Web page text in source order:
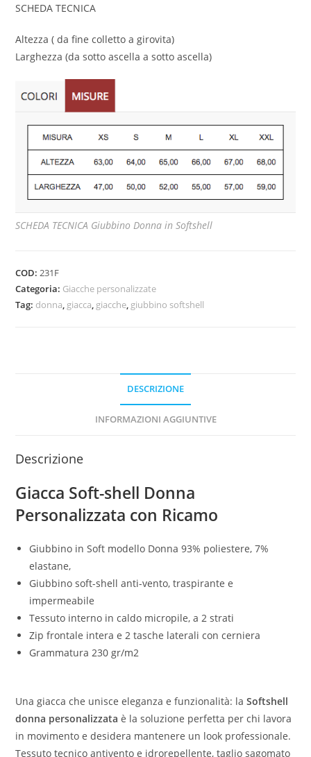
SCHEDA TECNICA
Altezza ( da fine colletto a girovita)
Larghezza (da sotto ascella a sotto ascella)
SCHEDA TECNICA Giubbino Donna in Softshell
COD:231F
Categoria: Giacche personalizzate
Tag: donna, giacca, giacche, giubbino softshell
DESCRIZIONE
INFORMAZIONI AGGIUNTIVE
Descrizione
Giacca Soft-shell Donna
Personalizzata con Ricamo
Giubbino in Soft modello Donna93% poliestere, 7%
elastane,
Giubbino soft-shell anti-vento, traspirante e
impermeabile
Tessuto interno in caldo micropile, a 2 strati
Zip frontale intera e 2 tasche laterali con cerniera
Grammatura 230 gr/m2
Una giacca che unisce eleganza e funzionalità: laSoftshell
donna personalizzata è la soluzione perfetta per chi lavora
in movimento e desidera mantenere un look professionale.
Tessuto tecnico antivento e idrorepellente, taglio sagomato